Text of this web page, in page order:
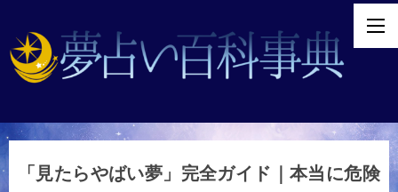
「見たらやばい夢」完全ガイド｜本当に危険